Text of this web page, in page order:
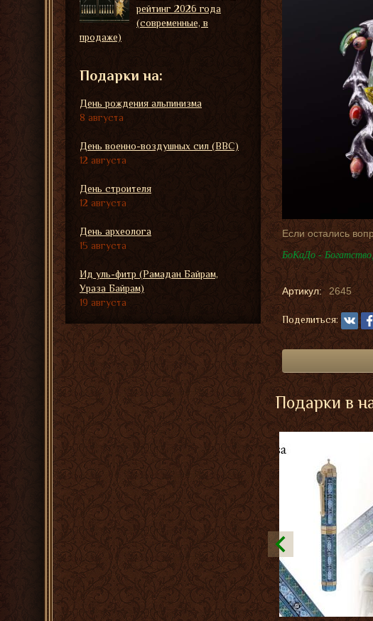
Если остались
БоКаДо -
Артикул: 2645
Поделиться:
Подарки в
рейтинг 2026 года
(современные, в
продаже)
Подарки на:
День рождения альпинизма
8 августа
День военно-воздушных сил (ВВС)
12 августа
День строителя
12 августа
День археолога
15 августа
Ид уль-фитр (Рамадан Байрам,
Ураза Байрам)
19 августа